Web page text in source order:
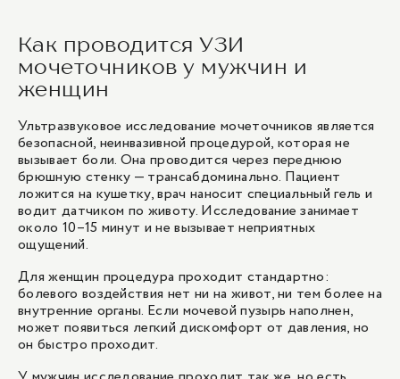
Как проводится УЗИ
мочеточников у мужчин и
женщин
Ультразвуковое исследование мочеточников является
безопасной, неинвазивной процедурой, которая не
вызывает боли. Она проводится через переднюю
брюшную стенку — трансабдоминально. Пациент
ложится на кушетку, врач наносит специальный гель и
водит датчиком по животу. Исследование занимает
около 10–15 минут и не вызывает неприятных
ощущений.
Для женщин процедура проходит стандартно:
болевого воздействия нет ни на живот, ни тем более на
внутренние органы. Если мочевой пузырь наполнен,
может появиться легкий дискомфорт от давления, но
он быстро проходит.